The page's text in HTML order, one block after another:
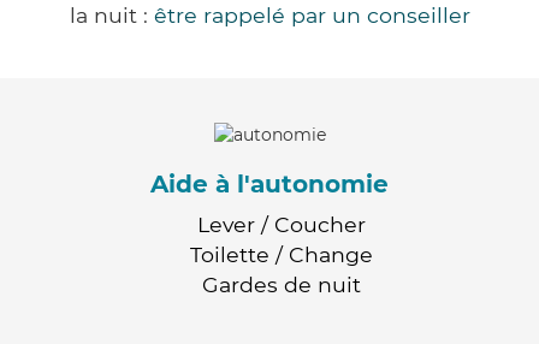
la nuit : être rappelé par un conseiller
Aide à l'autonomie
Lever / Coucher
Toilette / Change
Gardes de nuit